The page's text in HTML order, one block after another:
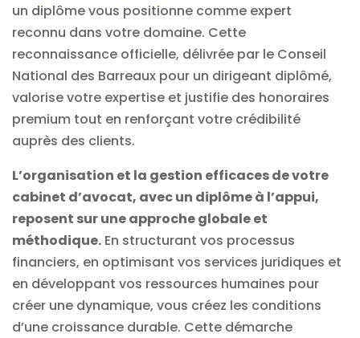
un diplôme vous positionne comme expert
reconnu dans votre domaine. Cette
reconnaissance officielle, délivrée par le Conseil
National des Barreaux pour un dirigeant diplômé,
valorise votre expertise et justifie des honoraires
premium tout en renforçant votre crédibilité
auprès des clients.
L’organisation et la gestion efficaces de votre
cabinet d’avocat, avec un diplôme à l’appui,
reposent sur une approche globale et
méthodique. En structurant vos processus
financiers, en optimisant vos services juridiques et
en développant vos ressources humaines pour
créer une dynamique, vous créez les conditions
d’une croissance durable. Cette démarche